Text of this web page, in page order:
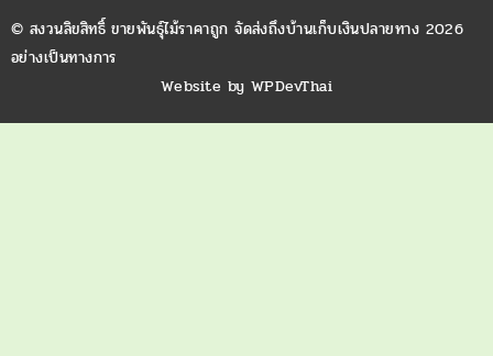
© สงวนลิขสิทธิ์ ขายพันธุ์ไม้ราคาถูก จัดส่งถึงบ้านเก็บเงินปลายทาง 2026
อย่างเป็นทางการ
Website by WPDevThai